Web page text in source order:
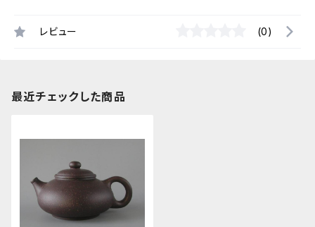
レビュー (0)
最近チェックした商品